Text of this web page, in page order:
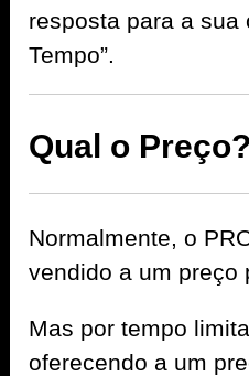
resposta para a sua
Tempo”.
Qual o Preço?
Normalmente, o
vendido a um preço
Mas por tempo
oferecendo a um